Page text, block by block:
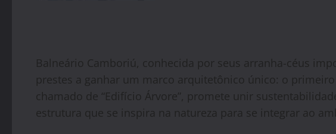
Balneário Camboriú, conhecida por seus arranha-céus
prestes a ganhar um marco arquitetônico único: o
chamado de “Edifício Árvore”, promete unir
estrutura que se inspira na natureza para se integrar ao